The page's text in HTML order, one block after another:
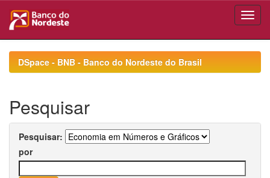
navigationDSpace - BNB - Banco do Nordeste do Brasil
Pesquisar
Pesquisar:
por